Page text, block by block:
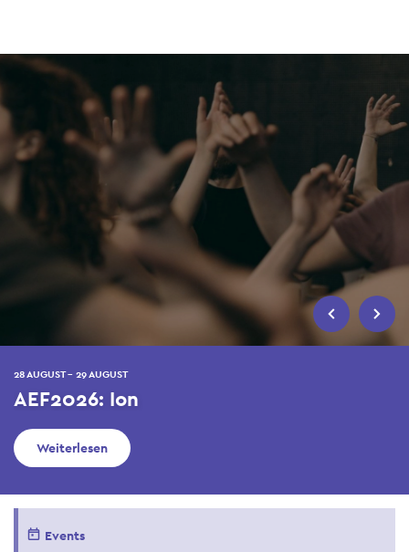
to
28 AUGUST - 29 AUGUST
AEF2026: Ion
Weiterlesen
Events